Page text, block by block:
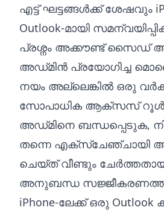
എട്ട് ഘട്ടങ്ങൾക്ക് ശേഷവും
Outlook-മായി
പ്രശ്നം അക്കൗണ്ട് സൈഡ്
അഡ്‌മിൻ പ്രയോഗിച്ച
നയം അല്ലെങ്കിൽ ഒരു
സോപാധിക ആക്‌സസ് റൂൾ.
അഡ്‌മിനെ ബന്ധപ്പെടുക,
തന്നെ എക്‌സ്‌ചേഞ്ചായി
ചെയ്‌ത് വീണ്ടും
അനുബന്ധ
iPhone-ലേക്ക് ഒരു